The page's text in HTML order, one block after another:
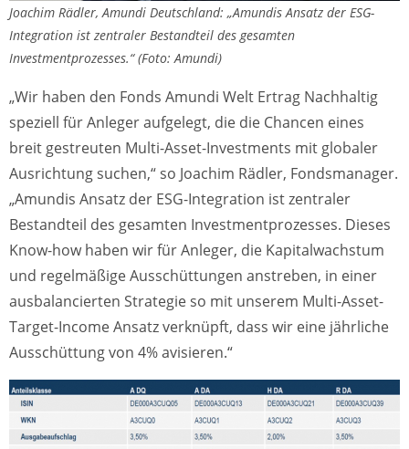
Joachim Rädler, Amundi Deutschland: „Amundis Ansatz der ESG-
Integration ist zentraler Bestandteil des gesamten
Investmentprozesses.“ (Foto: Amundi)
„Wir haben den Fonds Amundi Welt Ertrag Nachhaltig
speziell für Anleger aufgelegt, die die Chancen eines
breit gestreuten Multi-Asset-Investments mit globaler
Ausrichtung suchen,“ so Joachim Rädler, Fondsmanager.
„Amundis Ansatz der ESG-Integration ist zentraler
Bestandteil des gesamten Investmentprozesses. Dieses
Know-how haben wir für Anleger, die Kapitalwachstum
und regelmäßige Ausschüttungen anstreben, in einer
ausbalancierten Strategie so mit unserem Multi-Asset-
Target-Income Ansatz verknüpft, dass wir eine jährliche
Ausschüttung von 4% avisieren.“